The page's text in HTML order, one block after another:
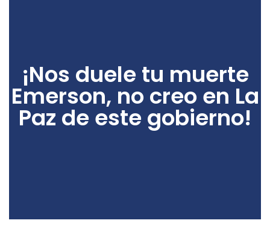
¡Nos duele tu muerte
Emerson, no creo en La
Paz de este gobierno!